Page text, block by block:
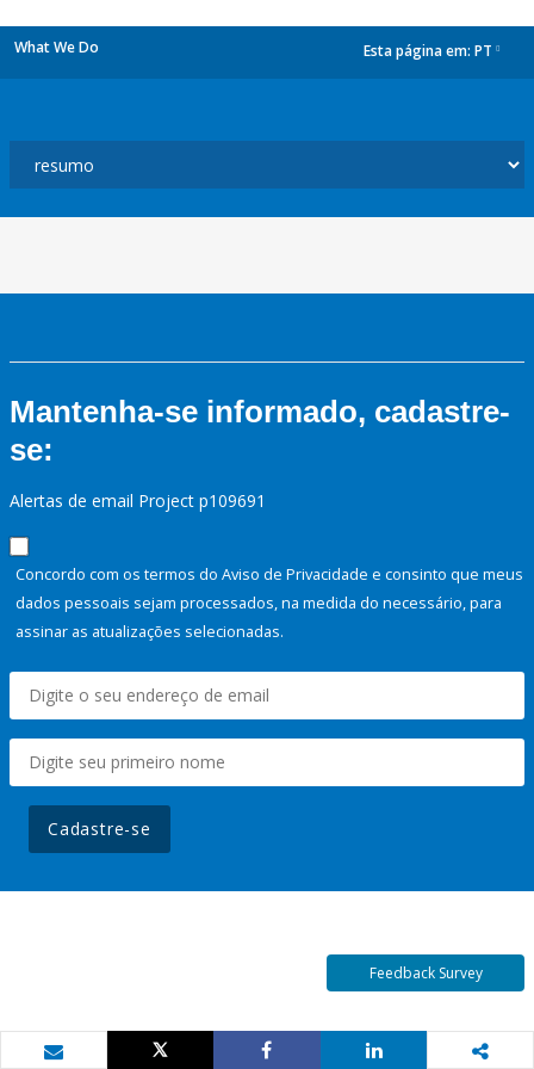
What We Do Esta página em: PT
Mantenha-se informado, cadastre-
se:
Alertas de email Project p109691
Concordo com os termos do Aviso de Privacidade e consinto que meus
dados pessoais sejam processados, na medida do necessário, para
assinar as atualizações selecionadas.
Cadastre-se
Feedback Survey